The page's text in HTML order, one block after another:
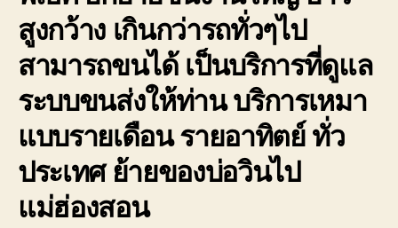
สูงกว้าง เกินกว่ารถทั่วๆไป
สามารถขนได้ เป็นบริการที่ดูแล
ระบบขนส่งให้ท่าน บริการเหมา
แบบรายเดือน รายอาทิตย์ ทั่ว
ประเทศ ย้ายของบ่อวินไป
แม่ฮ่องสอน